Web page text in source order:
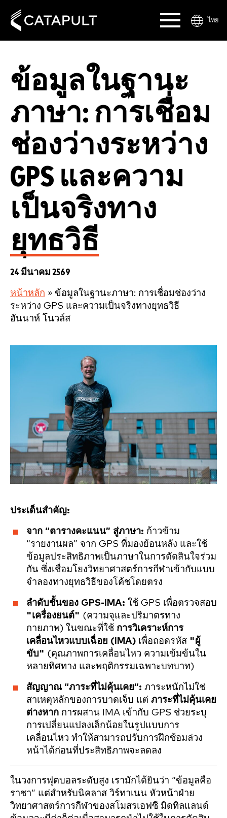
ไทย
ข้อมูลในฐานะ
ภาษา: การเชื่อม
ช่องว่างระหว่าง
GPS และความ
เป็นจริงทาง
ยุทธวิธี
24 มีนาคม 2569
หน้าหลัก » ข้อมูลในฐานะภาษา: การเชื่อมช่องว่าง
ระหว่าง GPS และความเป็นจริงทางยุทธวิธี
ฮันนาห์ โนวล์ส
ประเด็นสำคัญ:
จาก “ตารางคะแนน” สู่ภาษา: ก้าวข้าม
“รายงานผล” จาก GPS ที่มองย้อนหลัง และใช้
ข้อมูลประสิทธิภาพเป็นภาษาในการตัดสินใจร่วม
กัน ซึ่งเชื่อมโยงวิทยาศาสตร์การกีฬาเข้ากับแบบ
จำลองทางยุทธวิธีของโค้ชโดยตรง
ลำดับชั้นของ GPS-IMA: ใช้ GPS เพื่อตรวจสอบ
"เครื่องยนต์" (ความจุและปริมาตรทาง
กายภาพ) ในขณะที่ใช้ การวิเคราะห์การ
เคลื่อนไหวแบบเฉื่อย (IMA) เพื่อถอดรหัส "ผู้
ขับ" (คุณภาพการเคลื่อนไหว ความเข้มข้นใน
หลายทิศทาง และพฤติกรรมเฉพาะบทบาท)
สัญญาณ “ภาระที่ไม่คุ้นเคย”: ภาระหนักไม่ใช่
สาเหตุหลักของการบาดเจ็บ แต่ ภาระที่ไม่คุ้นเคย
ต่างหาก การผสาน IMA เข้ากับ GPS ช่วยระบุ
การเปลี่ยนแปลงเล็กน้อยในรูปแบบการ
เคลื่อนไหว ทำให้สามารถปรับการฝึกซ้อมล่วง
หน้าได้ก่อนที่ประสิทธิภาพจะลดลง
ในวงการฟุตบอลระดับสูง เรามักได้ยินว่า “ข้อมูลคือ
ราชา” แต่สำหรับนิคลาส วิร์ทาเนน หัวหน้าฝ่าย
วิทยาศาสตร์การกีฬาของสโมสรเอฟซี มิดทิลแลนด์